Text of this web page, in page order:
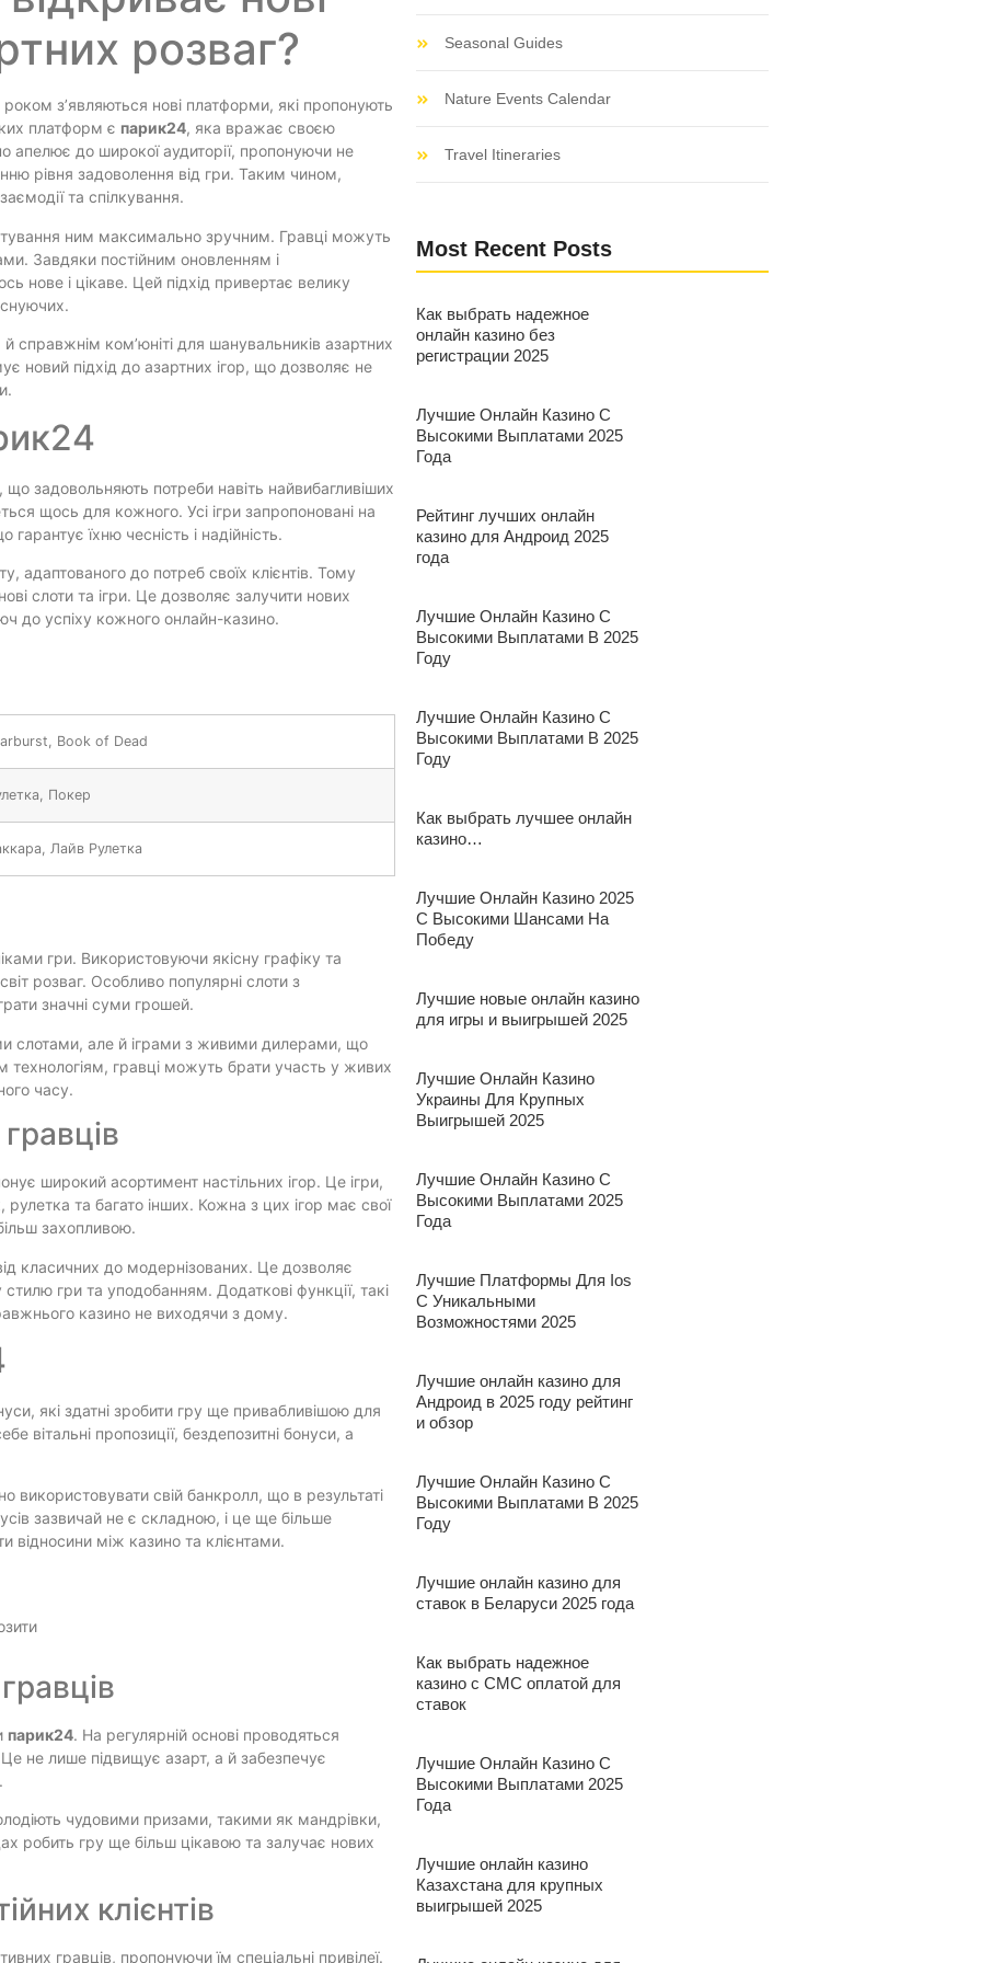
розваг?
з’являються нові платформи, які пропонують
платформ є парик24, яка вражає своєю
апелює до широкої аудиторії, пропонуючи не
рівня задоволення від гри. Таким чином,
та спілкування.
ним максимально зручним. Гравці можуть
Завдяки постійним оновленням і
нове і цікаве. Цей підхід привертає велику
ком’юніті для шанувальників азартних
новий підхід до азартних ігор, що дозволяє не
що задовольняють потреби навіть найвибагливіших
щось для кожного. Усі ігри запропоновані на
їхню чесність і надійність.
адаптованого до потреб своїх клієнтів. Тому
слоти та ігри. Це дозволяє залучити нових
до успіху кожного онлайн-казино.
Book of Dead
Покер
Лайв Рулетка
гри. Використовуючи якісну графіку та
розваг. Особливо популярні слоти з
значні суми грошей.
слотами, але й іграми з живими дилерами, що
гравці можуть брати участь у живих
часу.
широкий асортимент настільних ігор. Це ігри,
та багато інших. Кожна з цих ігор має свої
захопливою.
класичних до модернізованих. Це дозволяє
гри та уподобанням. Додаткові функції, такі
казино не виходячи з дому.
які здатні зробити гру ще привабливішою для
вітальні пропозиції, бездепозитні бонуси, а
використовувати свій банкролл, що в результаті
зазвичай не є складною, і це ще більше
відносини між казино та клієнтами.
парик24. На регулярній основі проводяться
не лише підвищує азарт, а й забезпечує
чудовими призами, такими як мандрівки,
робить гру ще більш цікавою та залучає нових
клієнтів
гравців, пропонуючи їм спеціальні привілеї.
Seasonal Guides
Nature Events Calendar
Travel Itineraries
Most Recent Posts
Как выбрать надежное
онлайн казино без
регистрации 2025
Лучшие Онлайн Казино С
Высокими Выплатами 2025
Года
Рейтинг лучших онлайн
казино для Андроид 2025
года
Лучшие Онлайн Казино С
Высокими Выплатами В 2025
Году
Лучшие Онлайн Казино С
Высокими Выплатами В 2025
Году
Как выбрать лучшее онлайн
казино…
Лучшие Онлайн Казино 2025
С Высокими Шансами На
Победу
Лучшие новые онлайн казино
для игры и выигрышей 2025
Лучшие Онлайн Казино
Украины Для Крупных
Выигрышей 2025
Лучшие Онлайн Казино С
Высокими Выплатами 2025
Года
Лучшие Платформы Для Ios
С Уникальными
Возможностями 2025
Лучшие онлайн казино для
Андроид в 2025 году рейтинг
и обзор
Лучшие Онлайн Казино С
Высокими Выплатами В 2025
Году
Лучшие онлайн казино для
ставок в Беларуси 2025 года
Как выбрать надежное
казино с СМС оплатой для
ставок
Лучшие Онлайн Казино С
Высокими Выплатами 2025
Года
Лучшие онлайн казино
Казахстана для крупных
выигрышей 2025